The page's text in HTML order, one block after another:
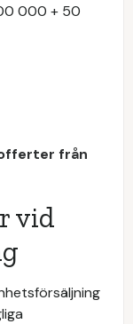
000 + 50
från
vid